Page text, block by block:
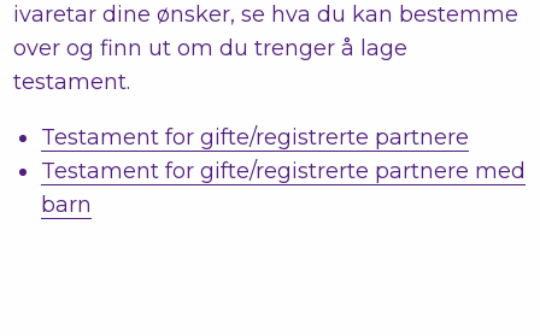
ivaretar dine ønsker, se hva du kan bestemme
over og finn ut om du trenger å lage
testament.
Testament for gifte/registrerte partnere
Testament for gifte/registrerte partnere med
barn